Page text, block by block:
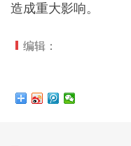
造成重大影响。
编辑：